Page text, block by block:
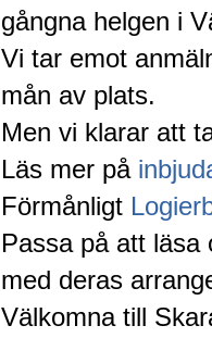
gångna helgen i
Vi tar emot
mån av plats.
Men vi klarar att
Läs mer på
Förmånligt
Passa på att
med deras
Välkomna till